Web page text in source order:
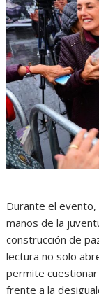
Durante el
manos de la
construcción de
lectura no solo
permite cuestionar
frente a la